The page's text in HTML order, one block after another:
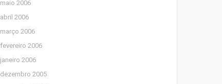
maio 2006
abril 2006
março 2006
fevereiro 2006
janeiro 2006
dezembro 2005